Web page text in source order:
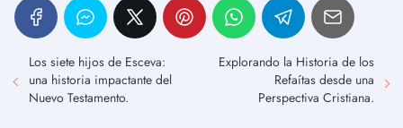
Los siete hijos de Esceva:
una historia impactante del
Nuevo Testamento.
Explorando la Historia de los
Refaítas desde una
Perspectiva Cristiana.